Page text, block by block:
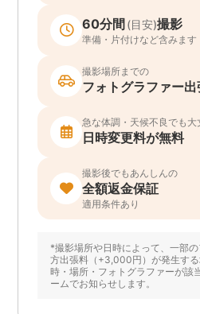
60分間 (目安)撮影
準備・片付けなど含みます
撮影場所までの
フォトグラファー
急な体調・天候不良でも大
日時変更料が無料
撮影後でもあんしんの
全額返金保証
適用条件あり
*撮影場所や日時によって、一部
方出張料（+3,000円）が発生す
時・場所・フォトグラファーが該
ームでお知らせします。